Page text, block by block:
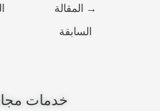
→ المقالة
السابقة
خدمات